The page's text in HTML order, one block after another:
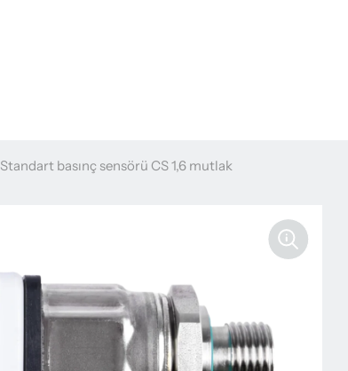
Standart basınç sensörü CS 1,6 mutlak